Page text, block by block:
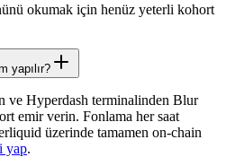
okumak için henüz yeterli kohort
yapılır?
ve Hyperdash terminalinden Blur
emir verin. Fonlama her saat
üzerinde tamamen on-chain
yap.